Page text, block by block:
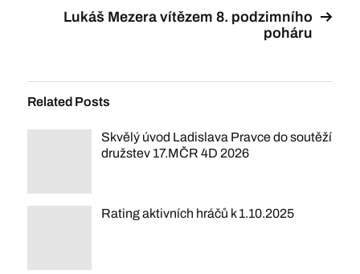
Lukáš Mezera vítězem 8. podzimního
poháru
Related Posts
Skvělý úvod Ladislava Pravce do soutěží
družstev 17.MČR 4D 2026
Rating aktivních hráčů k 1.10.2025